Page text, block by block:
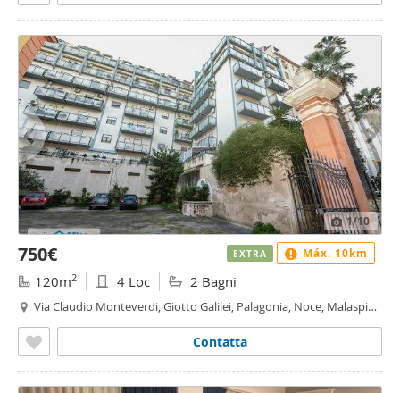
1/10
750€
120m2 4 Loc 2 Bagni
Via Claudio Monteverdi, Giotto Galilei, Palagonia, Noce, Malaspina
Contatta
EXTRA Máx. 10km